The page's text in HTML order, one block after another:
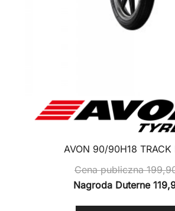
AVON 90/90H18 TRACK
Cena publiczna
Nagroda Duterne